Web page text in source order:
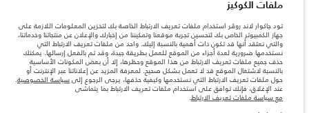
المغرب, سميا
المعلومات والمواصفات والأسعار والألوان المذكورة على هذا الموقع قد تختلف من بلد إلى
آخر، كما أنّها قد تتغير بدون إشعار مسبق. الرجاء التواصل مع وكيلنا المحلي للتأكد من توفّرها
والتحقق من الأسعار.
الأرقام المقدمة هي نتيجة لاختبارات المصنع الرسمية وفقاً لتشريعات الاتحاد الأوروبي. قد
يتباين استهلك الوقود الفعلي للمركبة عن ذلك المتحقق في تلك الاختبارات كما أن هذه
الأرقام بغرض المقارنة فحسب.
ملاحظة مهمة حول الصور والمواصفات. إن النقص العالمي في أشباه الموصلات يؤثر حاليًا
ملفات الكوكيز
تود جاكوار لاند روڤر استخدام ملفات تعريف الارتباط الخاصة بك لتخزين المعلومات اللازمة على
جهاز الكمبيوتر الخاص بك لتحسين تجربة موقعنا وتمكيننا من إخبارك والإعلان عن منتجاتنا وخدماتنا،
والتي نعتقد أنها قد تكون ذات أهمية بالنسبة إليك. واحد من ملفات تعريف الارتباط التي
نستخدمها ضرورية لعدة أجزاء من الموقع للعمل بطريقة جيدة، وقد تم بالفعل إرسالها. يمكنك
حذف جميع ملفات تعريف الارتباط من هذا الموقع وحظرها، إلا أن بعض المكونات الأساسية
بالنسبة لاشتغال الموقع قد لا تعمل بشكل صحيح. لمعرفة المزيد عن إعلاناتنا عبر الإنترنت أو
حول ملفات تعريف الارتباط التي نستخدمها وكيفية حذفها، يرجى الرجوع إلى سياسة الخصوصية.
عند الإغلاق، فإنك توافق على استخدام ملفات تعريف الارتباط بما يتماشى
مع سياسة ملفات تعريف الارتباط.